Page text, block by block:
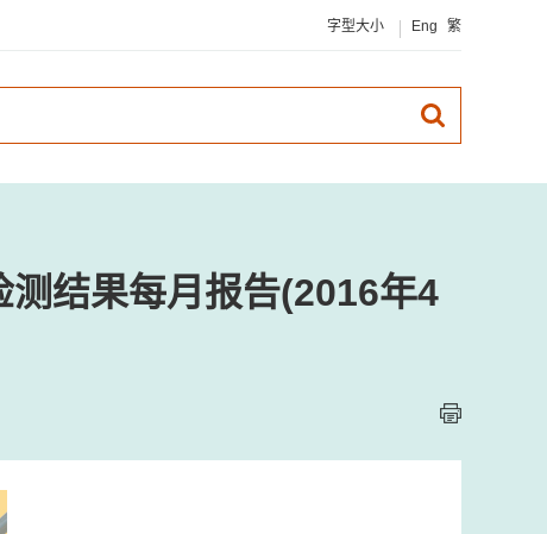
字型大小 Eng 繁
结果每月报告(2016年4